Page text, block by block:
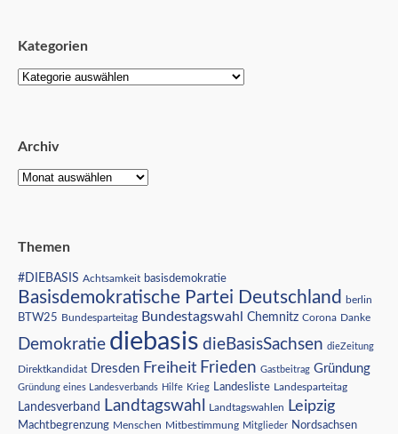
Kategorien
Archiv
Themen
#DIEBASIS Achtsamkeit basisdemokratie
Basisdemokratische Partei Deutschland berlin
BTW25 Bundesparteitag Bundestagswahl Chemnitz Corona Danke
Demokratie diebasis dieBasisSachsen dieZeitung
Direktkandidat Dresden Freiheit Frieden Gastbeitrag Gründung
Gründung eines Landesverbands Hilfe Krieg Landesliste Landesparteitag
Landesverband Landtagswahl Landtagswahlen Leipzig
Machtbegrenzung Menschen Mitbestimmung Mitglieder Nordsachsen